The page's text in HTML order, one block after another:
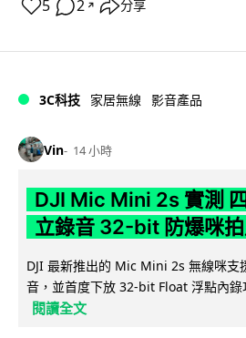
5 2 ↗ 分享
3C科技 家居無線 影音產品
Vin 14 小時
DJI Mic Mini 2s 實測
立錄音 32-bit 防爆咪
DJI 最新推出的 Mic Mini 2s 無線咪支
音，並首度下放 32-bit Float 浮點內錄
閱讀全文